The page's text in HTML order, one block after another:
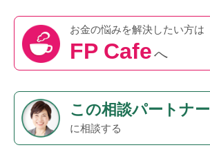
お金の悩みを解決したい方は
FP Cafeへ
この相談パートナー
に相談する